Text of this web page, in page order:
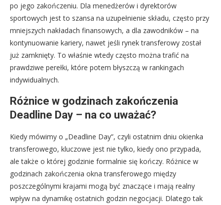
po jego zakończeniu. Dla menedżerów i dyrektorów
sportowych jest to szansa na uzupełnienie składu, często przy
mniejszych nakładach finansowych, a dla zawodników – na
kontynuowanie kariery, nawet jeśli rynek transferowy został
już zamknięty. To właśnie wtedy często można trafić na
prawdziwe perełki, które potem błyszczą w rankingach
indywidualnych.
Różnice w godzinach zakończenia
Deadline Day – na co uważać?
Kiedy mówimy o „Deadline Day”, czyli ostatnim dniu okienka
transferowego, kluczowe jest nie tylko, kiedy ono przypada,
ale także o której godzinie formalnie się kończy. Różnice w
godzinach zakończenia okna transferowego między
poszczególnymi krajami mogą być znaczące i mają realny
wpływ na dynamikę ostatnich godzin negocjacji. Dlatego tak